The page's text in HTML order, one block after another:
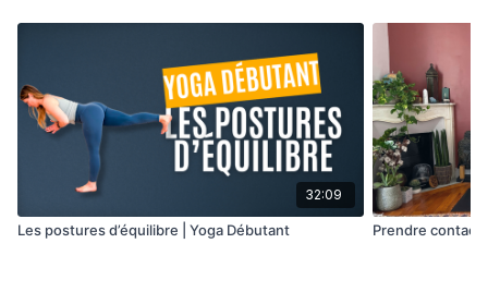
32:09
Les postures d’équilibre | Yoga Débutant Prendre contact